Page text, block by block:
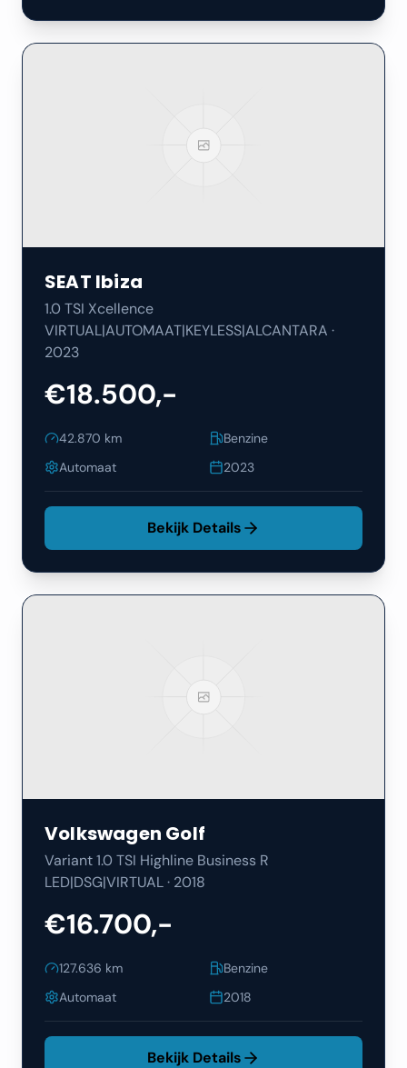
SEAT Ibiza
1.0 TSI Xcellence
VIRTUAL|AUTOMAAT|KEYLESS|ALCANTARA ·
2023
€18.500,-
42.870 km
Benzine
Automaat
2023
Bekijk Details
Volkswagen Golf
Variant 1.0 TSI Highline Business R
LED|DSG|VIRTUAL· 2018
€16.700,-
127.636 km
Benzine
Automaat
2018
Bekijk Details